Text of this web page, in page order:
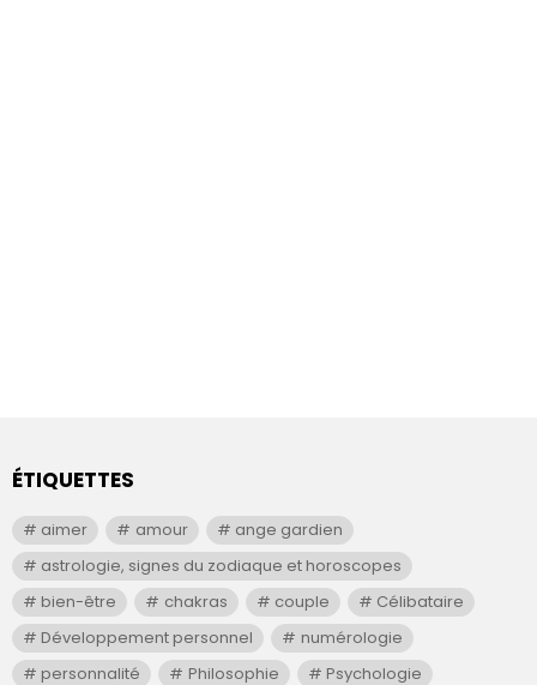
ÉTIQUETTES
aimer amour
ange gardien
astrologie, signes du zodiaque et horoscopes
bien-être
chakras couple
Célibataire
Développement personnel
numérologie
personnalité
Philosophie Psychologie